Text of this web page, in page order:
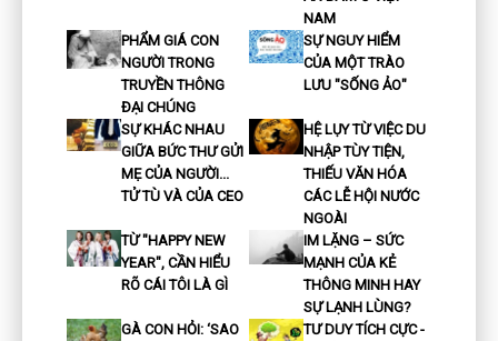
NAM
PHẨM GIÁ CON
NGƯỜI TRONG
TRUYỀN THÔNG
ĐẠI CHÚNG
SỰ NGUY HIỂM
CỦA MỘT TRÀO
LƯU "SỐNG ẢO"
SỰ KHÁC NHAU
GIỮA BỨC THƯ GỬI
MẸ CỦA NGƯỜI...
TỬ TÙ VÀ CỦA CEO
HỆ LỤY TỪ VIỆC DU
NHẬP TÙY TIỆN,
THIẾU VĂN HÓA
CÁC LỄ HỘI NƯỚC
NGOÀI
TỪ "HAPPY NEW
YEAR", CẦN HIỂU
RÕ CÁI TÔI LÀ GÌ
IM LẶNG – SỨC
MẠNH CỦA KẺ
THÔNG MINH HAY
SỰ LẠNH LÙNG?
GÀ CON HỎI: ‘SAO
TƯ DUY TÍCH CỰC -